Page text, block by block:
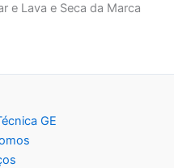
e Lava e Seca da Marca
GE